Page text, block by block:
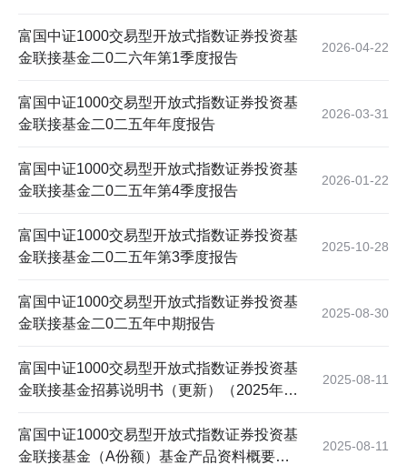
富国中证1000交易型开放式指数证券投资基
金联接基金二0二六年第1季度报告
2026-04-22
富国中证1000交易型开放式指数证券投资基
金联接基金二0二五年年度报告
2026-03-31
富国中证1000交易型开放式指数证券投资基
金联接基金二0二五年第4季度报告
2026-01-22
富国中证1000交易型开放式指数证券投资基
金联接基金二0二五年第3季度报告
2025-10-28
富国中证1000交易型开放式指数证券投资基
金联接基金二0二五年中期报告
2025-08-30
富国中证1000交易型开放式指数证券投资基
金联接基金招募说明书（更新）（2025年第
2025-08-11
富国中证1000交易型开放式指数证券投资基
金联接基金（A份额）基金产品资料概要更
2025-08-11